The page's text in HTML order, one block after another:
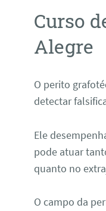
Curso
Alegre
O perito
detectar
Ele
pode atuar
quanto no
O campo da